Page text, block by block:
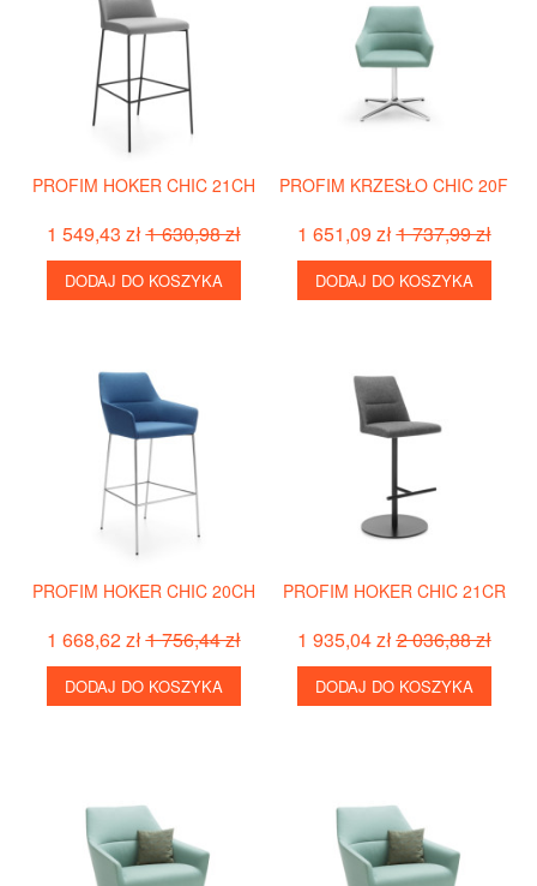
PROFIM HOKER CHIC 21CH
1 549,43 zł1 630,98 zł
DODAJ DO KOSZYKA
PROFIM KRZESŁO CHIC 20F
1 651,09 zł1 737,99 zł
DODAJ DO KOSZYKA
PROFIM HOKER CHIC 20CH
1 668,62 zł1 756,44 zł
DODAJ DO KOSZYKA
PROFIM HOKER CHIC 21CR
1 935,04 zł2 036,88 zł
DODAJ DO KOSZYKA